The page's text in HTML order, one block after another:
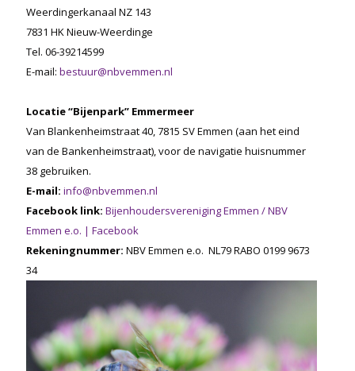
Weerdingerkanaal NZ 143
7831 HK Nieuw-Weerdinge
Tel. 06-39214599
E-mail: bestuur@nbvemmen.nl
Locatie “Bijenpark” Emmermeer
Van Blankenheimstraat 40, 7815 SV Emmen (aan het eind
van de Bankenheimstraat), voor de navigatie huisnummer
38 gebruiken.
E-mail: info@nbvemmen.nl
Facebook link: Bijenhoudersvereniging Emmen / NBV
Emmen e.o. | Facebook
Rekeningnummer: NBV Emmen e.o. NL79 RABO 0199 9673
34